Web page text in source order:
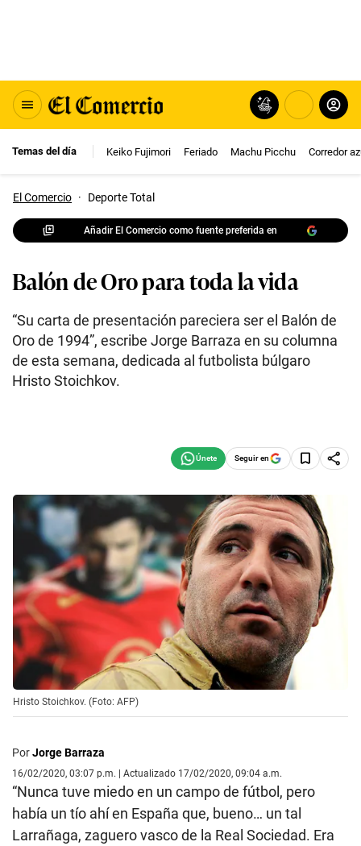
Temas del día Keiko Fujimori Feriado Machu Picchu Corredor
El Comercio · Deporte Total
Añadir El Comercio como fuente preferida en
Balón de Oro para toda la vida
“Su carta de presentación pareciera ser el Balón de
Oro de 1994”, escribe Jorge Barraza en su columna
de esta semana, dedicada al futbolista búlgaro
Hristo Stoichkov.
Seguir en
Hristo Stoichkov. (Foto: AFP)
PorJorge Barraza
16/02/2020, 03:07 p.m. | Actualizado 17/02/2020, 09:04 a.m.
“Nunca tuve miedo en un campo de fútbol, pero
había un tío ahí en España que, bueno… un tal
Larrañaga, zaguero vasco de la Real Sociedad. Era